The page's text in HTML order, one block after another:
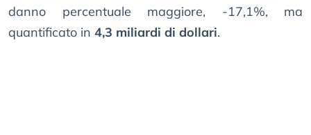
danno percentuale maggiore, -17,1%, ma
quantificato in 4,3 miliardi di dollari.